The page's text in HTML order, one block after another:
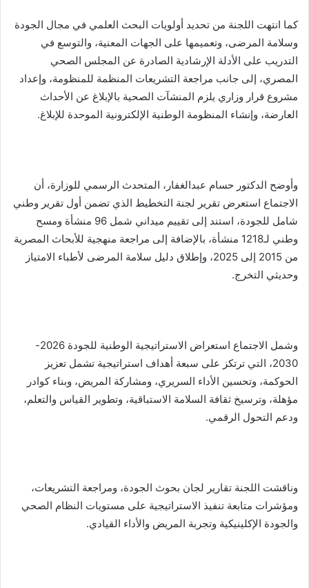
كما انتهت اللجنة من تحديد أولويات البحث العلمي في مجال الجودة
وسلامة المرضى، وتعميمها على الجهات المعنية، والتوسع في
التدريب على الأدلة الإرشادية الصادرة عن المجلس الصحي
المصري، إلى جانب مراجعة التشريعات المنظمة للمنظومة، وإعداد
مشروع قرار وزاري يلزم المنشآت الصحية بالإبلاغ عن الأحداث
العارضة، وإنشاء المنظومة الوطنية الإلكترونية الموحدة للإبلاغ.
وأوضح الدكتور حسام عبدالغفار، المتحدث الرسمي للوزارة، أن
الاجتماع استعرض تقرير لجنة التخطيط الذي تضمن أول تقرير وطني
شامل للجودة، استند إلى تقييم ميداني شمل 96 منشأة ومسح
وطني لـ1218 منشأة، بالإضافة إلى مراجعة منهجية للأبحاث المصرية
من 2015 إلى 2025، وإطلاق دليل سلامة المرضى لأطباء الامتياز
وحديثي التخرج.
وشمل الاجتماع استعراض الاستراتيجية الوطنية للجودة 2026-
2030، التي ترتكز على سبعة أهداف استراتيجية تشمل تعزيز
الحوكمة، وتحسين الأداء السريري، ومشاركة المريض، وبناء كوادر
مؤهلة، وترسيخ ثقافة السلامة الاستباقية، وتطوير القياس والتعلم،
ودعم التحول الرقمي.
وناقشت اللجنة تقارير لجان بحوث الجودة، ومراجعة التشريعات،
ومؤشرات متابعة تنفيذ الاستراتيجية على مستويات النظام الصحي
والجودة الإكلينيكية وتجربة المريض والأداء القيادي.